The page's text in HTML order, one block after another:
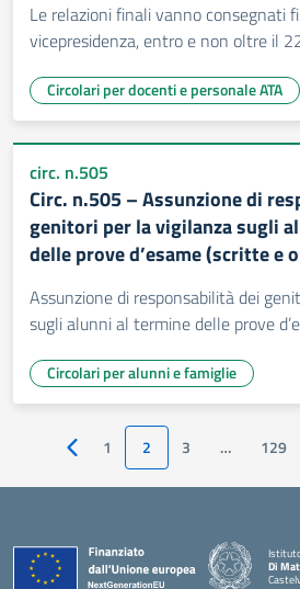
Le relazioni finali vanno consegnati
vicepresidenza, entro e non oltre il
Circolari per docenti e personale ATA
circ. n.505
Circ. n.505 – Assunzione di
genitori per la vigilanza sugli
delle prove d’esame (scritte e
Assunzione di responsabilità dei
sugli alunni al termine delle prove
Circolari per alunni e famiglie
Pagina precedente
1 2 3 … 129
Di